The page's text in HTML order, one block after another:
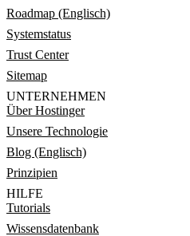
Roadmap (Englisch)
Systemstatus
Trust Center
Sitemap
UNTERNEHMEN
Über Hostinger
Unsere Technologie
Blog (Englisch)
Prinzipien
HILFE
Tutorials
Wissensdatenbank